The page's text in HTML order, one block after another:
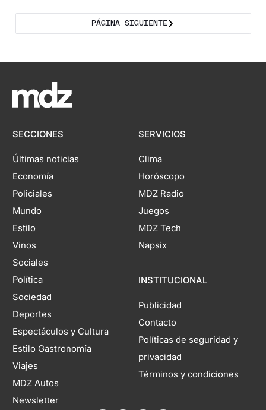
PÁGINA SIGUIENTE
SECCIONES
Últimas noticias
Economía
Policiales
Mundo
Estilo
Vinos
Sociales
Política
Sociedad
Deportes
Espectáculos y Cultura
Estilo Gastronomía
Viajes
MDZ Autos
Newsletter
SERVICIOS
Clima
Horóscopo
MDZ Radio
Juegos
MDZ Tech
Napsix
INSTITUCIONAL
Publicidad
Contacto
Políticas de seguridad y
privacidad
Términos y condiciones